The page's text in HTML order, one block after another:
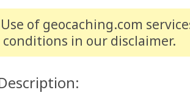
of geocaching.com
in our disclaimer.